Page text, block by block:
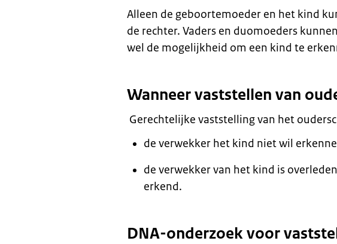
Alleen de geboortemoeder en het kind
de rechter. Vaders en duomoeders
wel de mogelijkheid om een kind te
Wanneer vaststellen van
Gerechtelijke vaststelling van het
de verwekker het kind niet wil
de verwekker van het kind is
erkend.
DNA-onderzoek voor